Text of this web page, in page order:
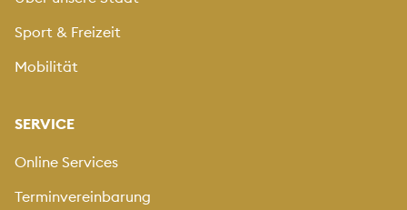
Sport & Freizeit
Mobilität
SERVICE
Online Services
Terminvereinbarung